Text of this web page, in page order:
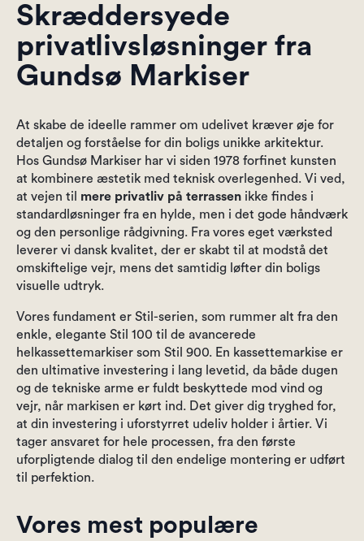
Skræddersyede
privatlivsløsninger fra
Gundsø Markiser
At skabe de ideelle rammer om udelivet kræver øje for
detaljen og forståelse for din boligs unikke arkitektur.
Hos Gundsø Markiser har vi siden 1978 forfinet kunsten
at kombinere æstetik med teknisk overlegenhed. Vi ved,
at vejen til mere privatliv på terrassen ikke findes i
standardløsninger fra en hylde, men i det gode håndværk
og den personlige rådgivning. Fra vores eget værksted
leverer vi dansk kvalitet, der er skabt til at modstå det
omskiftelige vejr, mens det samtidig løfter din boligs
visuelle udtryk.
Vores fundament er Stil-serien, som rummer alt fra den
enkle, elegante Stil 100 til de avancerede
helkassettemarkiser som Stil 900. En kassettemarkise er
den ultimative investering i lang levetid, da både dugen
og de tekniske arme er fuldt beskyttede mod vind og
vejr, når markisen er kørt ind. Det giver dig tryghed for,
at din investering i uforstyrret udeliv holder i årtier. Vi
tager ansvaret for hele processen, fra den første
uforpligtende dialog til den endelige montering er udført
til perfektion.
Vores mest populære